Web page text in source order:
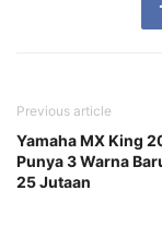
Previous article
Yamaha MX King
Punya 3 Warna
25 Jutaan